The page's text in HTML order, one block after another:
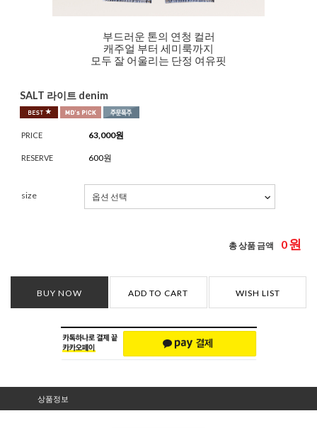
부드러운 톤의 연청 컬러
캐주얼 부터 세미룩까지
모두 잘 어울리는 단정 여유핏
SALT 라이트 denim
PRICE 63,000원
RESERVE 600원
size
총 상품 금액 0원
BUY NOW ADD TO CART WISH LIST
상품정보